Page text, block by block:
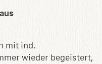
mit ind.
wieder begeistert,